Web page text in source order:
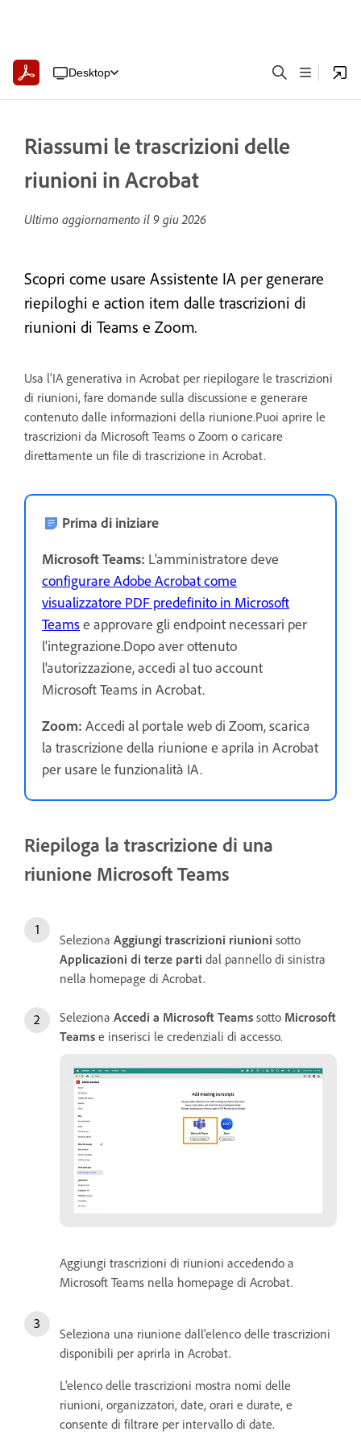
Desktop
Riassumi le trascrizioni delle
riunioni in Acrobat
Ultimo aggiornamento il 9 giu 2026
Scopri come usare Assistente IA per generare
riepiloghi e action item dalle trascrizioni di
riunioni di Teams e Zoom.
Usa l'IA generativa in Acrobat per riepilogare le trascrizioni
di riunioni, fare domande sulla discussione e generare
contenuto dalle informazioni della riunione.Puoi aprire le
trascrizioni da Microsoft Teams o Zoom o caricare
direttamente un file di trascrizione in Acrobat.
Prima di iniziare
Microsoft Teams: L'amministratore deve
configurare Adobe Acrobat come
visualizzatore PDF predefinito in Microsoft
Teamse approvare gli endpoint necessari per
l'integrazione.Dopo aver ottenuto
l'autorizzazione, accedi al tuo account
Microsoft Teams in Acrobat.
Zoom: Accedi al portale web di Zoom, scarica
la trascrizione della riunione e aprila in Acrobat
per usare le funzionalità IA.
Riepiloga la trascrizione di una
riunione Microsoft Teams
Seleziona Aggiungi trascrizioni riunioni sotto
Applicazioni di terze parti dal pannello di sinistra
nella homepage di Acrobat.
Seleziona Accedi a Microsoft Teams sotto Microsoft
Teams e inserisci le credenziali di accesso.
Aggiungi trascrizioni di riunioni accedendo a
Microsoft Teams nella homepage di Acrobat.
Seleziona una riunione dall'elenco delle trascrizioni
disponibili per aprirla in Acrobat.
L'elenco delle trascrizioni mostra nomi delle
riunioni, organizzatori, date, orari e durate, e
consente di filtrare per intervallo di date.